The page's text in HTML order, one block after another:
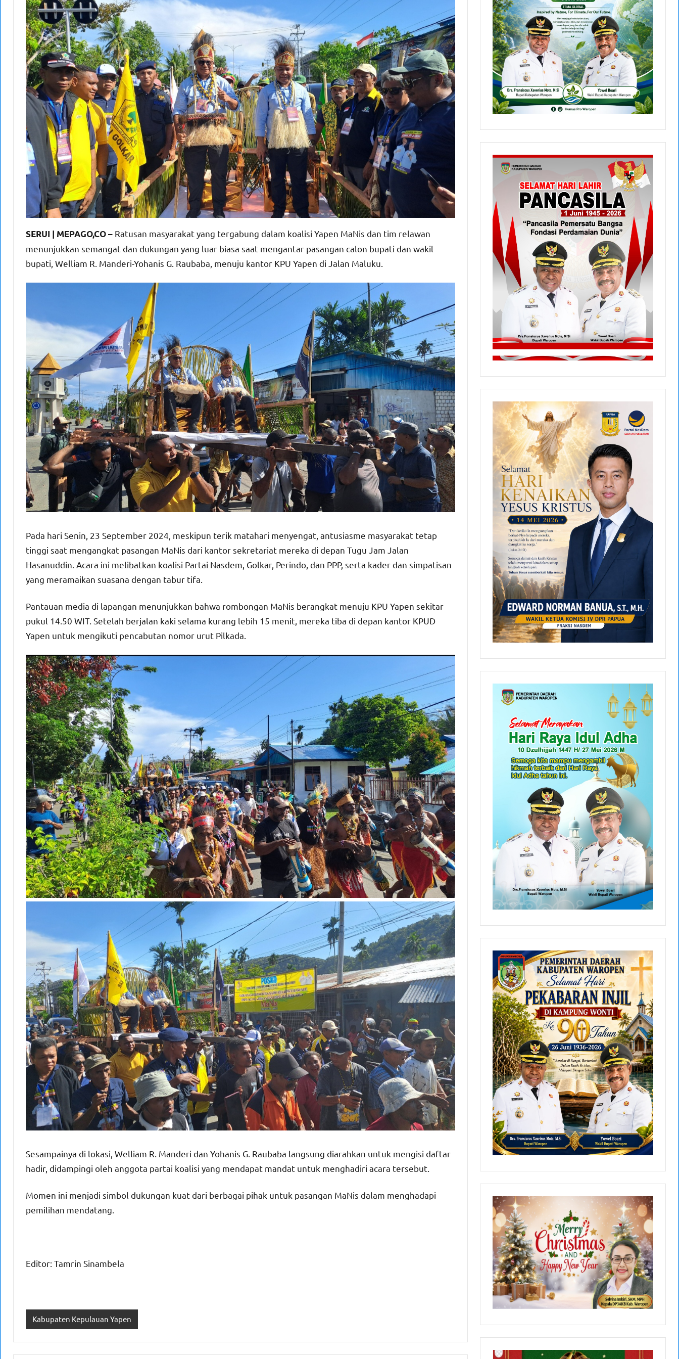
SERUI | MEPAGO,CO – Ratusan masyarakat yang tergabung dalam koalisi Yapen MaNis dan tim relawan
menunjukkan semangat dan dukungan yang luar biasa saat mengantar pasangan calon bupati dan wakil
bupati, Welliam R. Manderi-Yohanis G. Raubaba, menuju kantor KPU Yapen di Jalan Maluku.
Pada hari Senin, 23 September 2024, meskipun terik matahari menyengat, antusiasme masyarakat tetap
tinggi saat mengangkat pasangan MaNis dari kantor sekretariat mereka di depan Tugu Jam Jalan
Hasanuddin. Acara ini melibatkan koalisi Partai Nasdem, Golkar, Perindo, dan PPP, serta kader dan simpatisan
yang meramaikan suasana dengan tabur tifa.
Pantauan media di lapangan menunjukkan bahwa rombongan MaNis berangkat menuju KPU Yapen sekitar
pukul 14.50 WIT. Setelah berjalan kaki selama kurang lebih 15 menit, mereka tiba di depan kantor KPUD
Yapen untuk mengikuti pencabutan nomor urut Pilkada.
Sesampainya di lokasi, Welliam R. Manderi dan Yohanis G. Raubaba langsung diarahkan untuk mengisi daftar
hadir, didampingi oleh anggota partai koalisi yang mendapat mandat untuk menghadiri acara tersebut.
Momen ini menjadi simbol dukungan kuat dari berbagai pihak untuk pasangan MaNis dalam menghadapi
pemilihan mendatang.
Editor: Tamrin Sinambela
Kabupaten Kepulauan Yapen